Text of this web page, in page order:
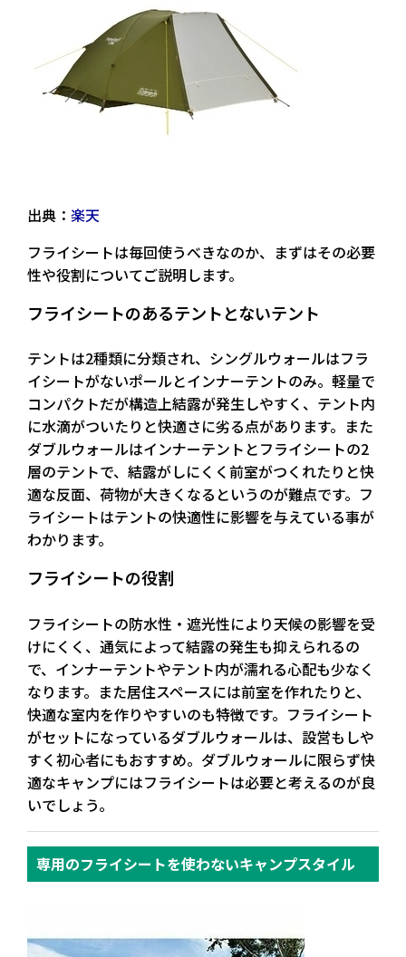
出典： 楽天
フライシートは毎回使うべきなのか、まずはその必要
性や役割についてご説明します。
フライシートのあるテントとないテント
テントは2種類に分類され、シングルウォールはフラ
イシートがないポールとインナーテントのみ。軽量で
コンパクトだが構造上結露が発生しやすく、テント内
に水滴がついたりと快適さに劣る点があります。また
ダブルウォールはインナーテントとフライシートの2
層のテントで、結露がしにくく前室がつくれたりと快
適な反面、荷物が大きくなるというのが難点です。フ
ライシートはテントの快適性に影響を与えている事が
わかります。
フライシートの役割
フライシートの防水性・遮光性により天候の影響を受
けにくく 、通気によって結露の発生も抑えられるの
で、インナーテントやテント内が濡れる心配も少なく
なります。また居住スペースには前室を作れたりと、
快適な室内を作りやすいのも特徴です。フライシート
がセットになっているダブルウォールは、設営もしや
すく初心者にもおすすめ。ダブルウォールに限らず快
適なキャンプにはフライシートは必要と考えるのが良
いでしょう。
専用のフライシートを使わないキャンプスタイル